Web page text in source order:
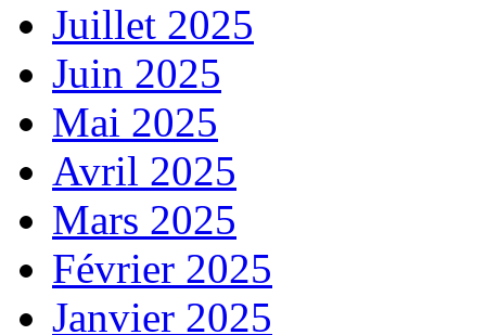
Juillet 2025
Juin 2025
Mai 2025
Avril 2025
Mars 2025
Février 2025
Janvier 2025